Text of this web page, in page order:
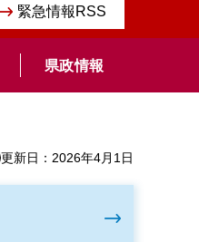
緊急情報RSS
県政情報
更新日：2026年4月1日